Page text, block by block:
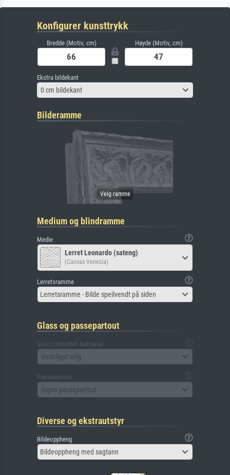
Konfigurer kunsttrykk
Bredde (Motiv, cm) Høyde (Motiv, cm)
Ekstra bildekant
0 cm bildekant
Bilderamme
Medium og blindramme
Medie
Lerret Leonardo (sateng)
(Canvas Venezia)
Lerretsramme
Lerretsramme - Bilde speilvendt på siden
Glass og passepartout
Glass (inkludert baktavle)
Vennligst velg
Passepartout
Ingen passepartout
Diverse og ekstrautstyr
Bildeoppheng
Bildeoppheng med sagtann